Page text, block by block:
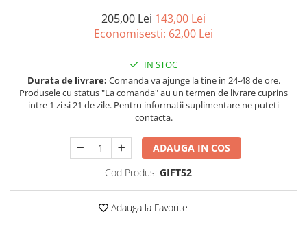
205,00 Lei 143,00 Lei
Economisesti: 62,00 Lei
IN STOC
Durata de livrare: Comanda va ajunge la tine in 24-48 de ore.
Produsele cu status "La comanda" au un termen de livrare cuprins
intre 1 zi si 21 de zile. Pentru informatii suplimentare ne puteti
contacta.
ADAUGA IN COS
Cod Produs: GIFT52
Adauga la Favorite